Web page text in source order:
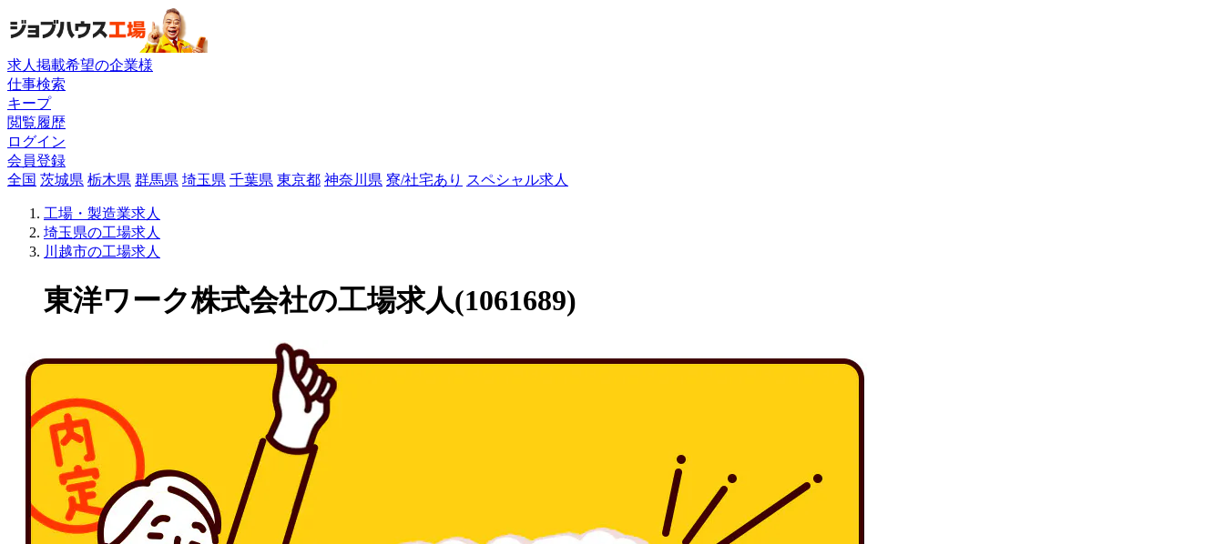
求人掲載希望の企業様
仕事検索
キープ
閲覧履歴
ログイン
会員登録
全国 茨城県 栃木県 群馬県 埼玉県 千葉県 東京都 神奈川県 寮/社宅あり スペシャル求人
工場・製造業求人
埼玉県の工場求人
川越市の工場求人
東洋ワーク株式会社の工場求人(1061689)